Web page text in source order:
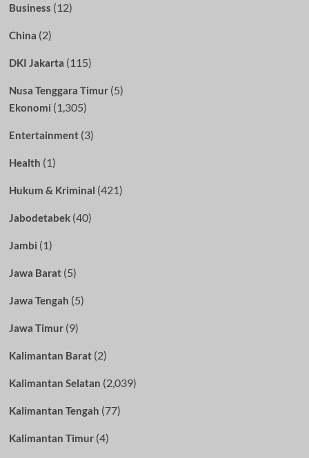
Business (12)
China (2)
DKI Jakarta (115)
Nusa Tenggara Timur(5)
Ekonomi (1,305)
Entertainment(3)
Health (1)
Hukum & Kriminal (421)
Jabodetabek(40)
Jambi (1)
Jawa Barat(5)
Jawa Tengah (5)
Jawa Timur(9)
Kalimantan Barat(2)
Kalimantan Selatan (2,039)
Kalimantan Tengah (77)
Kalimantan Timur(4)